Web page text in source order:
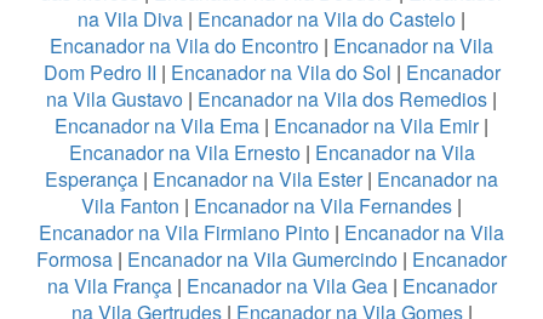
na Vila Diva | Encanador na Vila do Castelo |
Encanador na Vila do Encontro | Encanador na Vila
Dom Pedro II | Encanador na Vila do Sol | Encanador
na Vila Gustavo | Encanador na Vila dos Remedios |
Encanador na Vila Ema | Encanador na Vila Emir|
Encanador na Vila Ernesto| Encanador na Vila
Esperança | Encanador na Vila Ester| Encanador na
Vila Fanton | Encanador na Vila Fernandes |
Encanador na Vila Firmiano Pinto | Encanador na Vila
Formosa | Encanador na Vila Gumercindo | Encanador
na Vila França| Encanador na Vila Gea| Encanador
na Vila Gertrudes| Encanador na Vila Gomes|